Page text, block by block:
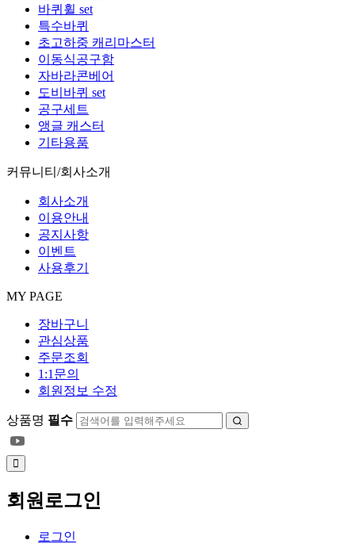
바퀴휠 set
특수바퀴
초고하중 캐리마스터
이동식공구함
자바라콘베어
도비바퀴 set
공구세트
앵글 캐스터
기타용품
커뮤니티/회사소개
회사소개
이용안내
공지사항
이벤트
사용후기
MY PAGE
장바구니
관심상품
주문조회
1:1문의
회원정보 수정
상품명 필수
회원로그인
로그인